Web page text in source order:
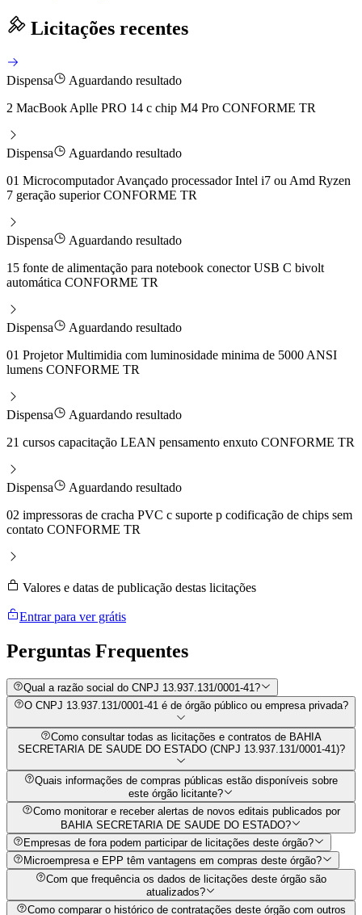
Licitações recentes
Dispensa
Aguardando resultado
2 MacBook Aplle PRO 14 c chip M4 Pro CONFORME TR
Dispensa
Aguardando resultado
01 Microcomputador Avançado processador Intel i7 ou Amd Ryzen
7 geração superior CONFORME TR
Dispensa
Aguardando resultado
15 fonte de alimentação para notebook conector USB C bivolt
automática CONFORME TR
Dispensa
Aguardando resultado
01 Projetor Multimidia com luminosidade minima de 5000 ANSI
lumens CONFORME TR
Dispensa
Aguardando resultado
21 cursos capacitação LEAN pensamento enxuto CONFORME TR
Dispensa
Aguardando resultado
02 impressoras de cracha PVC c suporte p codificação de chips sem
contato CONFORME TR
Valores e datas de publicação destas licitações
Entrar para ver grátis
Perguntas Frequentes
Qual a razão social do CNPJ 13.937.131/0001-41?
O CNPJ 13.937.131/0001-41 é de órgão público ou empresa privada?
Como consultar todas as licitações e contratos de BAHIA
SECRETARIA DE SAUDE DO ESTADO (CNPJ 13.937.131/0001-41)?
Quais informações de compras públicas estão disponíveis sobre
este órgão licitante?
Como monitorar e receber alertas de novos editais publicados por
BAHIA SECRETARIA DE SAUDE DO ESTADO?
Empresas de fora podem participar de licitações deste órgão?
Microempresa e EPP têm vantagens em compras deste órgão?
Com que frequência os dados de licitações deste órgão são
atualizados?
Como comparar o histórico de contratações deste órgão com outros